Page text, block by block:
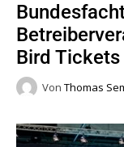
Bird
Von Thomas